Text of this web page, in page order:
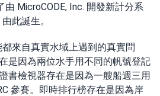
由 MicroCODE, Inc. 開發新計分系
此誕生。
來自真實水域上遇到的真實問
是因為兩位水手用不同的帆號登記
書檢視器存在是因為一艘船週三用
參賽。即時排行榜存在是因為岸